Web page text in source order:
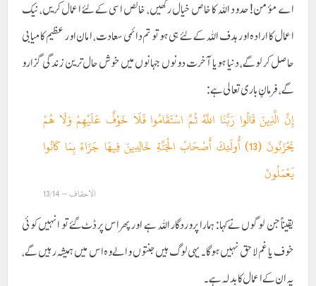
اے مؤمن! حدود اللہ کا خاص خیال رکھیں، خالص اسی کے لئے اعمال کریں، نیک
اعمال کا ارادہ اور ہدف اللہ کے لئے ہی ہو تو تم دائمی سعادت، امان اور عظیم کامیابی
حاصل کر لو گے، دنیا ہو یا آخرت دونوں جہانوں میں خوش حال ترین زندگی گزارو
گے، فرمانِ باری تعالی ہے:
إِنَّ الَّذِينَ قَالُوا رَبُّنَا اللَّهُ ثُمَّ اسْتَقَامُوا فَلَا خَوْفٌ عَلَيْهِمْ وَلَا هُمْ
يَحْزَنُونَ (13) أُولَئِكَ أَصْحَابُ الْجَنَّةِ خَالِدِينَ فِيهَا جَزَاءً بِمَا كَانُوا
يَعْمَلُونَ
الاحقاف – 13/14
یقیناً جن لوگوں نے کہا: ہمارا پروردگار اللہ ہے اور پھر اس پر ڈٹ گئے تو انہیں کوئی
خوف یا غم لاحق نہیں ہو گا۔ یہی لوگ ہیں جنتوں والے وہ اس میں ہمیشہ رہیں گے،
یہ ان کے اعمال کا بدلہ ہے۔